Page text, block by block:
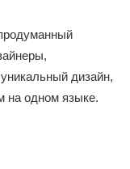
дизайн,
на одном языке.